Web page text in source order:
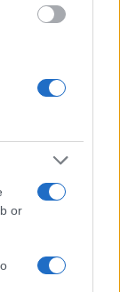
or
hanno